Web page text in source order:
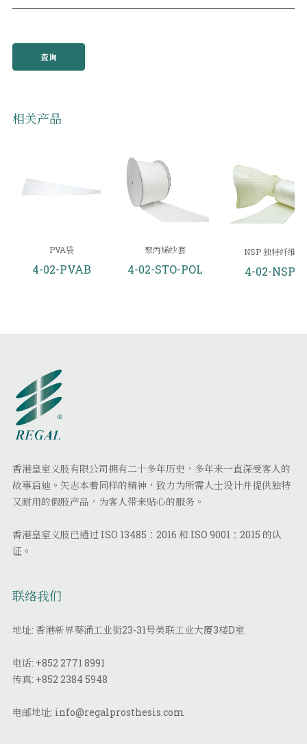
查询
相关产品
PVA袋
4-02-PVAB
聚丙烯纱套
4-02-STO-POL
NSP 独特纤维
4-02-NSP
香港皇室义肢有限公司拥有二十多年历史，多年来一直深受客人的
故事启迪。矢志本着同样的精神，致力为所需人士设计并提供独特
又耐用的假肢产品，为客人带来贴心的服务。
香港皇室义肢已通过 ISO 13485：2016 和 ISO 9001：2015 的认
证。
联络我们
地址: 香港新界葵涌工业街23-31号美联工业大厦3楼D室
电话: +852 2771 8991
传真: +852 2384 5948
电邮地址: info@regalprosthesis.com